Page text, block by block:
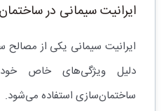
ایرانیت سیمانی در
ایرانیت سیمانی یکی از مصالح
دلیل ویژگی‌های خاص
ساختمان‌سازی استفاده می‌شود.